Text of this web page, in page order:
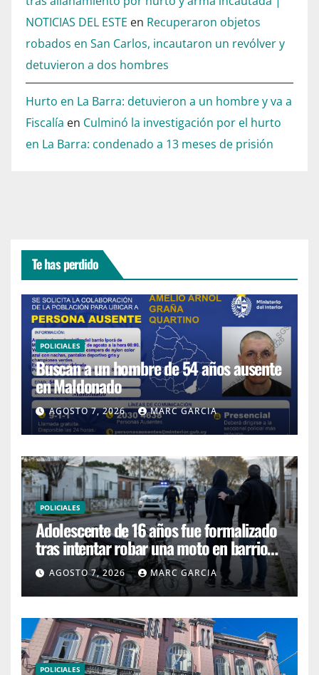
NOTICIAS DEL ESTE en Recuperaron objetos
robados en San Carlos, incautaron un revólver y
detuvieron a dos hombres
Hurto en La Barra: detuvieron a un hombre y va a
Fiscalía en Culminó la investigación por el hurto
en La Barra: condenado a 13 meses de prisión
Te has perdido
POLICIALES
Buscan a un hombre de 54 años ausente
en Maldonado
AGOSTO 7, 2026 MARC GARCIA
POLICIALES
Adolescente de 16 años fue formalizado
tras intentar robar una moto en barrio
4HAGOSTO 7, 2026 MARC GARCIA
POLICIALES